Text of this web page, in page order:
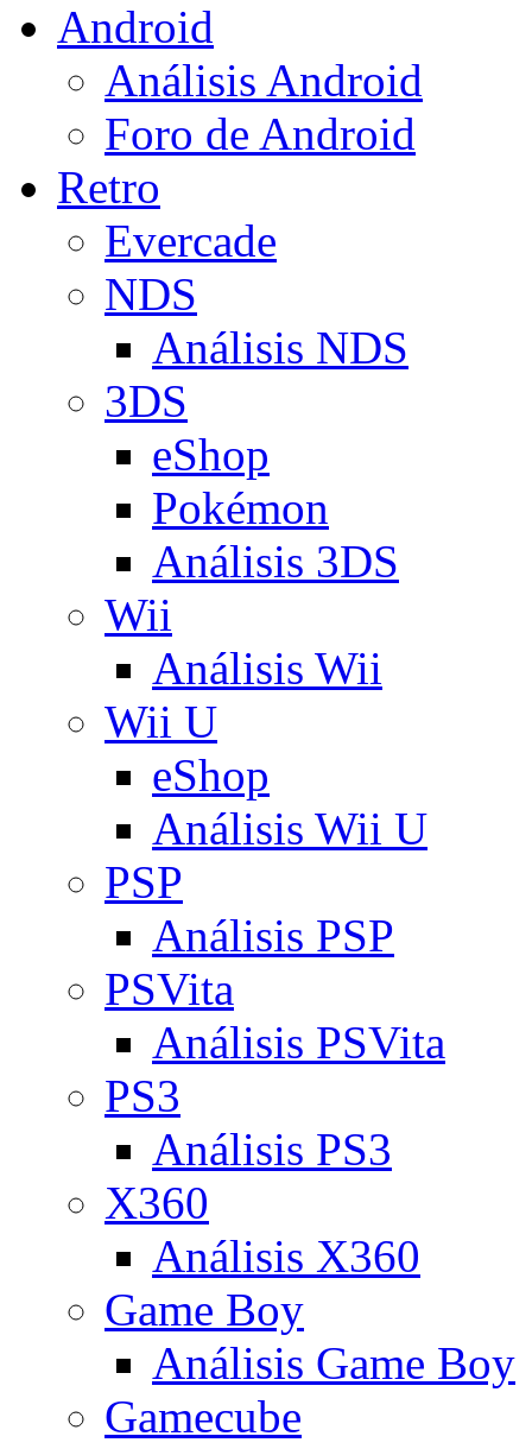
Android
Análisis Android
Foro de Android
Retro
Evercade
NDS
Análisis NDS
3DS
eShop
Pokémon
Análisis 3DS
Wii
Análisis Wii
Wii U
eShop
Análisis Wii U
PSP
Análisis PSP
PSVita
Análisis PSVita
PS3
Análisis PS3
X360
Análisis X360
Game Boy
Análisis Game Boy
Gamecube